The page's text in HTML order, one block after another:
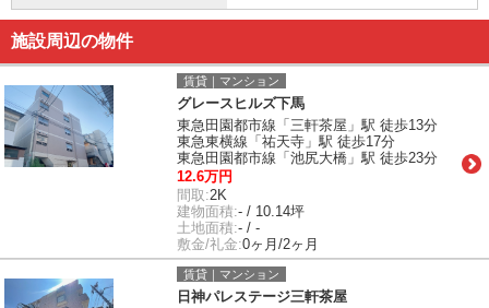
施設周辺の物件
賃貸｜マンション
グレースヒルズ下馬
東急田園都市線「三軒茶屋」駅 徒歩13分
東急東横線「祐天寺」駅 徒歩17分
東急田園都市線「池尻大橋」駅 徒歩23分
12.6万円
間取:2K
建物面積:- / 10.14坪
土地面積:- / -
敷金/礼金:0ヶ月/2ヶ月
賃貸｜マンション
日神パレステージ三軒茶屋